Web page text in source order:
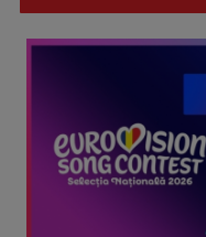
Prima câştigătoare a
aniversat la TVR ...